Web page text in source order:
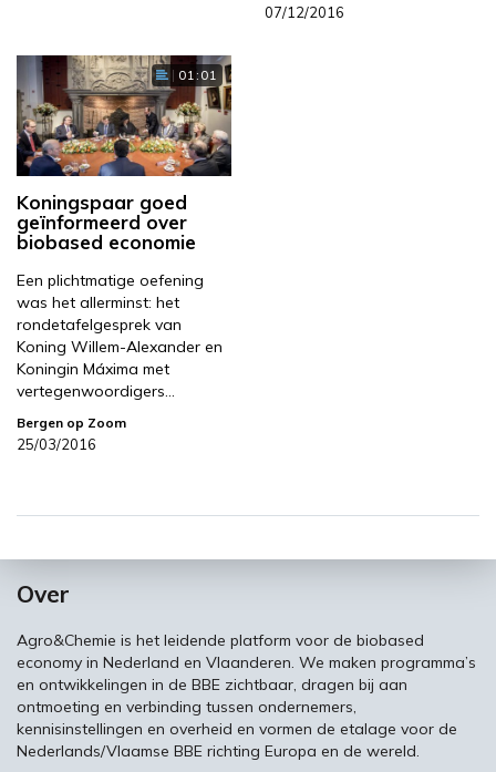
07/12/2016
01:01
Koningspaar goed
geïnformeerd over
biobased economie
Een plichtmatige oefening
was het allerminst: het
rondetafelgesprek van
Koning Willem-Alexander en
Koningin Máxima met
vertegenwoordigers…
Bergen op Zoom
25/03/2016
Over
Agro&Chemie is het leidende platform voor de biobased
economy in Nederland en Vlaanderen. We maken programma’s
en ontwikkelingen in de BBE zichtbaar, dragen bij aan
ontmoeting en verbinding tussen ondernemers,
kennisinstellingen en overheid en vormen de etalage voor de
Nederlands/Vlaamse BBE richting Europa en de wereld.